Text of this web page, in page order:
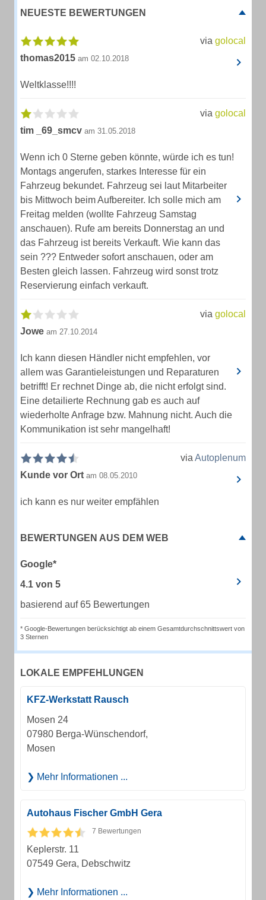
NEUESTE BEWERTUNGEN
via golocal
thomas2015 am 02.10.2018
Weltklasse!!!!
via golocal
tim _69_smcv am 31.05.2018
Wenn ich 0 Sterne geben könnte, würde ich es tun!
Montags angerufen, starkes Interesse für ein
Fahrzeug bekundet. Fahrzeug sei laut Mitarbeiter
bis Mittwoch beim Aufbereiter. Ich solle mich am
Freitag melden (wollte Fahrzeug Samstag
anschauen). Rufe am bereits Donnerstag an und
das Fahrzeug ist bereits Verkauft. Wie kann das
sein ??? Entweder sofort anschauen, oder am
Besten gleich lassen. Fahrzeug wird sonst trotz
Reservierung einfach verkauft.
via golocal
Jowe am 27.10.2014
Ich kann diesen Händler nicht empfehlen, vor
allem was Garantieleistungen und Reparaturen
betrifft! Er rechnet Dinge ab, die nicht erfolgt sind.
Eine detailierte Rechnung gab es auch auf
wiederholte Anfrage bzw. Mahnung nicht. Auch die
Kommunikation ist sehr mangelhaft!
via Autoplenum
Kunde vor Ort am 08.05.2010
ich kann es nur weiter empfählen
BEWERTUNGEN AUS DEM WEB
Google*
4.1 von 5
basierend auf 65 Bewertungen
* Google-Bewertungen berücksichtigt ab einem Gesamtdurchschnittswert von
3 Sternen
LOKALE EMPFEHLUNGEN
KFZ-Werkstatt Rausch
Mosen 24
07980 Berga-Wünschendorf,
Mosen
Mehr Informationen ...
Autohaus Fischer GmbH Gera
7 Bewertungen
Keplerstr. 11
07549 Gera, Debschwitz
Mehr Informationen ...